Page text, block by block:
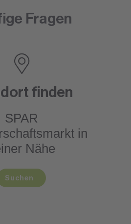
Fragen
finden
SPAR
in
Nähe
Suchen